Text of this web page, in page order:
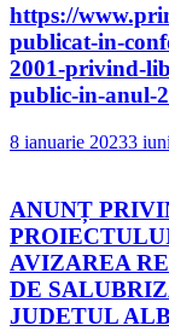
https://
publicat-in-
2001-privind-
public-in-anul-
8 ianuarie 20233
ANUNȚ
AVIZAREA
DE
JUDETUL